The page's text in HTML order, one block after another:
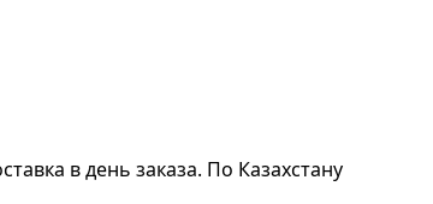
в день заказа. По Казахстану